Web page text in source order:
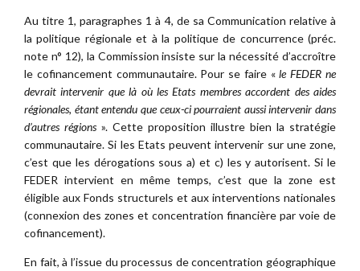
Au titre 1, paragraphes 1 à 4, de sa Communication relative à
la politique régionale et à la politique de concurrence (préc.
note n° 12), la Commission insiste sur la nécessité d’accroître
le cofinancement communautaire. Pour se faire «le FEDER ne
devrait intervenir que là où les Etats membres accordent des aides
régionales, étant entendu que ceux-ci pourraient aussi intervenir dans
d’autres régions ». Cette proposition illustre bien la stratégie
communautaire. Si les Etats peuvent intervenir sur une zone,
c’est que les dérogations sous a) et c) les y autorisent. Si le
FEDER intervient en même temps, c’est que la zone est
éligible aux Fonds structurels et aux interventions nationales
(connexion des zones et concentration financière par voie de
cofinancement).
En fait, à l’issue du processus de concentration géographique